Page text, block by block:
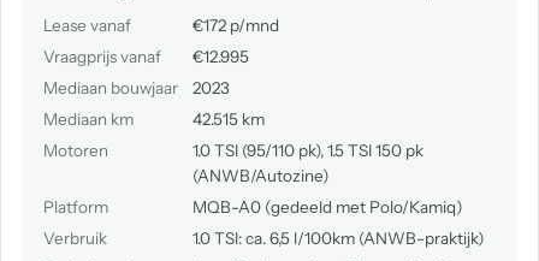
Lease vanaf
€172 p/mnd
Vraagprijs vanaf
€12.995
Mediaan bouwjaar
2023
Mediaan km
42.515 km
Motoren
1.0 TSI (95/110 pk), 1.5 TSI 150 pk
(ANWB/Autozine)
Platform
MQB-A0 (gedeeld met Polo/Kamiq)
Verbruik
1.0 TSI: ca. 6,5 l/100km (ANWB-praktijk)